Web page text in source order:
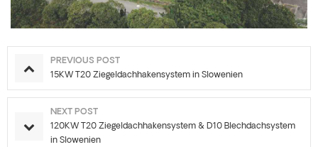
PREVIOUS POST
15KW T20 Ziegeldachhakensystem in Slowenien
NEXT POST
120KW T20 Ziegeldachhakensystem & D10 Blechdachsystem
in Slowenien